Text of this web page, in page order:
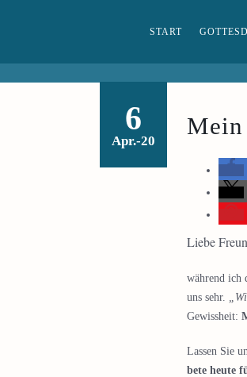
START
6
Apr.-20
Liebe
während ich
uns sehr.
Gewissheit:
Lassen Sie
bete heute